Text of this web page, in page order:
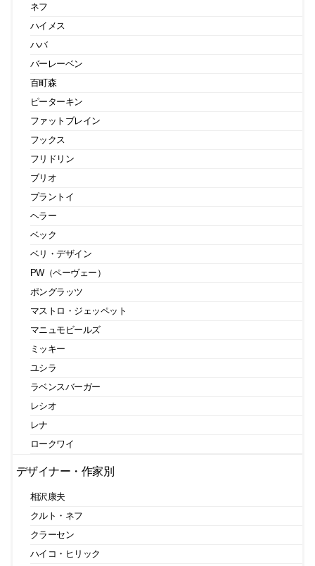
ネフ
ハイメス
ハバ
バーレーベン
百町森
ピーターキン
ファットブレイン
フックス
フリドリン
ブリオ
プラントイ
ヘラー
ベック
ベリ・デザイン
PW（ペーヴェー）
ポングラッツ
マストロ・ジェッペット
マニュモビールズ
ミッキー
ユシラ
ラベンスバーガー
レシオ
レナ
ロークワイ
デザイナー・作家別
相沢康夫
クルト・ネフ
クラーセン
ハイコ・ヒリック